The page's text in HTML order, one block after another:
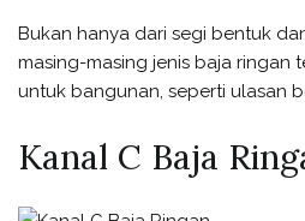
Bukan hanya dari segi bentuk
masing-masing jenis baja ringan
untuk bangunan, seperti ulasan
Kanal C Baja